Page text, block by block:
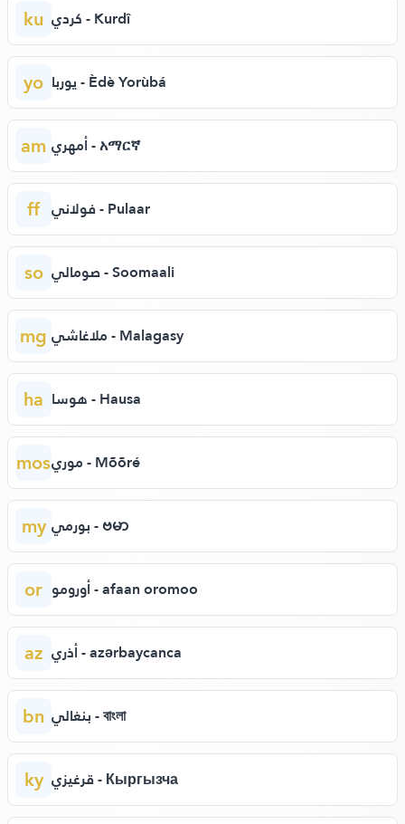
ku كردي - Kurdî
yo يوربا - Èdè Yorùbá
am أمهري - አማርኛ
ff فولاني - Pulaar
so صومالي - Soomaali
mg ملاغاشي - Malagasy
ha هوسا - Hausa
mos موري - Mõõré
my بورمي - ဗမာ
or أورومو - afaan oromoo
az أذري - azərbaycanca
bn بنغالي - বাংলা
ky قرغيزي - Кыргызча